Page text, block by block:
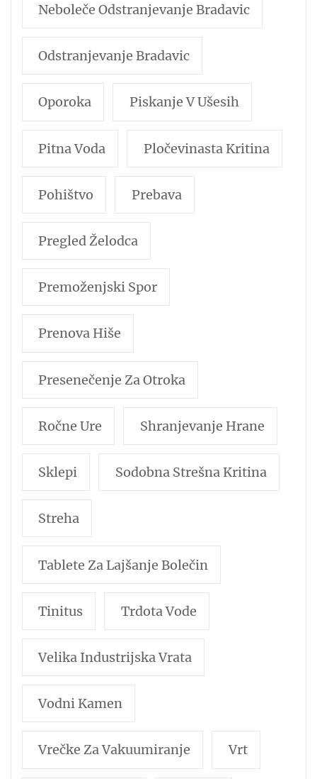
Neboleče Odstranjevanje Bradavic
Odstranjevanje Bradavic
Oporoka Piskanje V Ušesih
Pitna Voda Pločevinasta Kritina
Pohištvo Prebava
Pregled Želodca
Premoženjski Spor
Prenova Hiše
Presenečenje Za Otroka
Ročne Ure Shranjevanje Hrane
Sklepi Sodobna Strešna Kritina
Streha
Tablete Za Lajšanje Bolečin
Tinitus Trdota Vode
Velika Industrijska Vrata
Vodni Kamen
Vrečke Za Vakuumiranje Vrt